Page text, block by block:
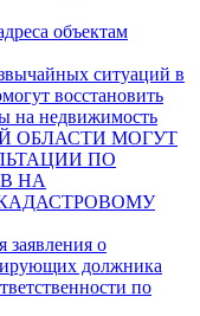
объектам
ситуаций в
восстановить
на недвижимость
ОБЛАСТИ МОГУТ
ПО
НА
заявления о
должника
по